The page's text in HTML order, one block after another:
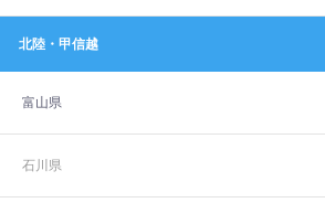
北陸・甲信越
富山県
石川県